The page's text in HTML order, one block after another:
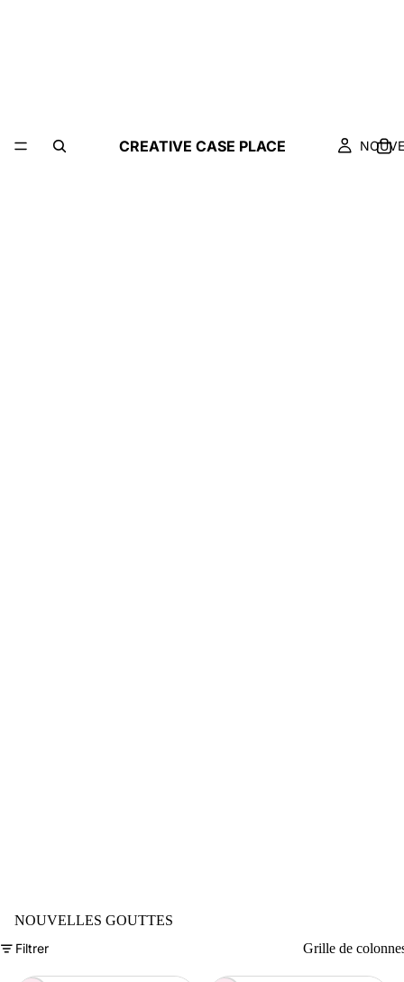
CREATIVE CASE PLACE
NOUVELLES GOUTTES
Filtrer
Grille de